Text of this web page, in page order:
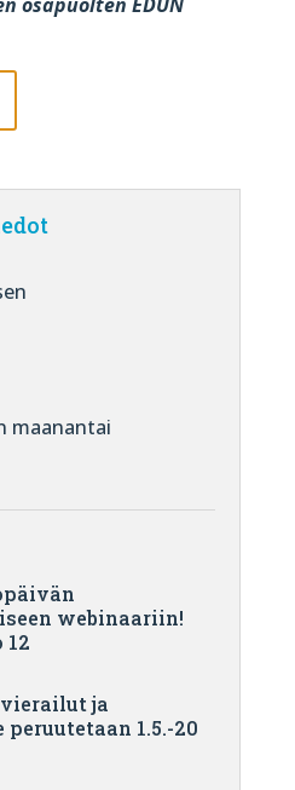
maanantai
webinaariin!
12
ja
1.5.-20